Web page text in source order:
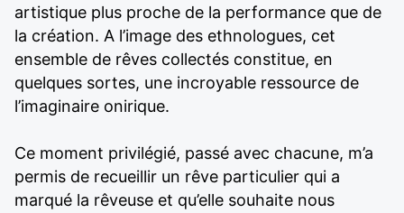
artistique plus proche de la performance que de
la création. A l’image des ethnologues, cet
ensemble de rêves collectés constitue, en
quelques sortes, une incroyable ressource de
l’imaginaire onirique.
Ce moment privilégié, passé avec chacune, m’a
permis de recueillir un rêve particulier qui a
marqué la rêveuse et qu’elle souhaite nous